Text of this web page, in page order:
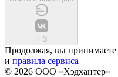
+ 3
Продолжая, вы принимаете
и правила сервиса
© 2026 ООО «Хэдхантер»